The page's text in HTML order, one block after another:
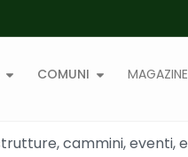
COMUNI MAGAZINE